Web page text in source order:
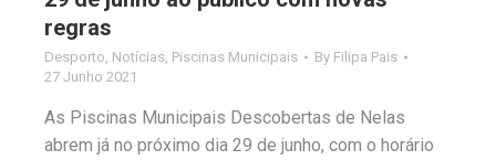
regras
Desporto, Notícias, Piscinas Municipais By Filipa Pais
27 Junho 2021
As Piscinas Municipais Descobertas de Nelas
abrem já no próximo dia 29 de junho, com o horário